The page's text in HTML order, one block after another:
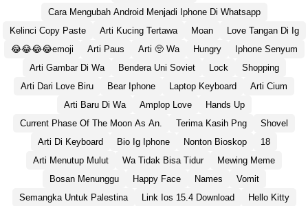
Cara Mengubah Android Menjadi Iphone Di Whatsapp
Kelinci Copy Paste
Arti Kucing Tertawa Moan
Love Tangan Di Ig
😂😂😂😂emoji
Arti Paus Arti 🥺 Wa Hungry
Iphone Senyum
Arti Gambar Di Wa
Bendera Uni Soviet Lock
Shopping
Arti Dari Love Biru
Bear Iphone Laptop Keyboard
Arti Cium
Arti Baru Di Wa
Amplop Love
Hands Up
Current Phase Of The Moon As An.
Terima Kasih Png
Shovel
Arti Di Keyboard
Bio Ig Iphone Nonton Bioskop
18
Arti Menutup Mulut
Wa Tidak Bisa Tidur
Mewing Meme
Bosan Menunggu
Happy Face Names
Vomit
Semangka Untuk Palestina
Link Ios 15.4 Download
Hello Kitty